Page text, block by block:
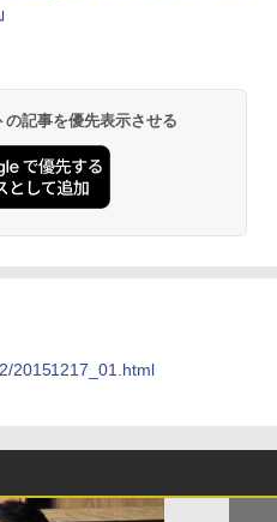
記事を優先表示させる
20151217_01.html